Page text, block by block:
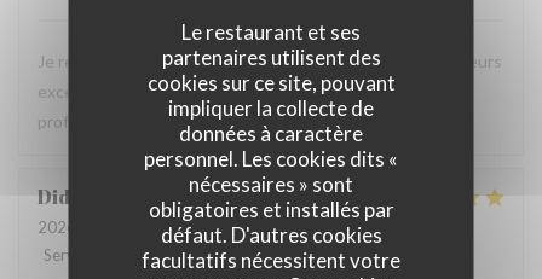
Le restaurant et ses
partenaires utilisent des
cookies sur ce site, pouvant
impliquer la collecte de
données à caractère
personnel. Les cookies dits «
nécessaires » sont
obligatoires et installés par
défaut. D'autres cookies
facultatifs nécessitent votre
Je recommande ce restaurant, la qualité des plats, les saveurs
exceptionnelles sans compter la gentillesse et
professionnalisme du personnel.
Didier
2026-08-01
- 12:30 - Couverts 4
Service
Ambiance: 5/5 Cuisine:5/5 Qualité / Prix